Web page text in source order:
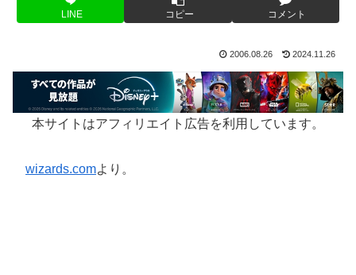
LINE コピー コメント
2006.08.26 2024.11.26
本サイトはアフィリエイト広告を利用しています。
wizards.comより。